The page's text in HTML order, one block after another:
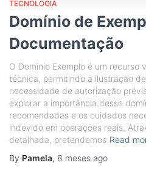
TECNOLOGIA
Domínio de
Documentação
O Domínio Exemplo é um recurso
técnica, permitindo a ilustração
necessidade de autorização
explorar a importância desse
recomendadas e os cuidados
indevido em operações reais.
detalhada, pretendemos Read
By Pamela, 8 meses ago